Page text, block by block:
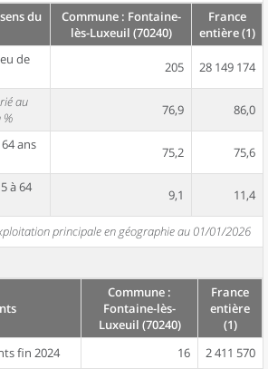
du
Commune : Fontaine-
lès-Luxeuil (70240)
France
entière (1)
de
205 28 149 174
au
%
76,9 86,0
ans
75,2 75,6
à 64
9,1 11,4
principale en géographie au 01/01/2026
Commune :
Fontaine-lès-
Luxeuil (70240)
France
entière
(1)
fin 2024
16
2 411 570